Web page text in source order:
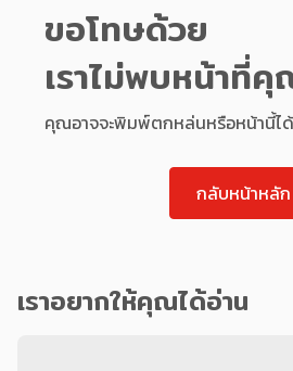
ขอโทษด้วย
เราไม่พบหน้าที่
คุณอาจจะพิมพ์ตกหล่นหรือหน้านี้ไ
กลับหน้าหลัก
เราอยากให้คุณได้อ่าน